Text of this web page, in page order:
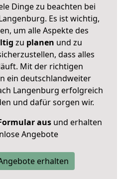
Dinge zu beachten bei
Es ist wichtig,
um alle Aspekte des
zu planen und zu
dass alles
Mit der richtigen
ein deutschlandweiter
Langenburg erfolgreich
und dafür sorgen wir.
ausund erhalten
Angebote
erhalten